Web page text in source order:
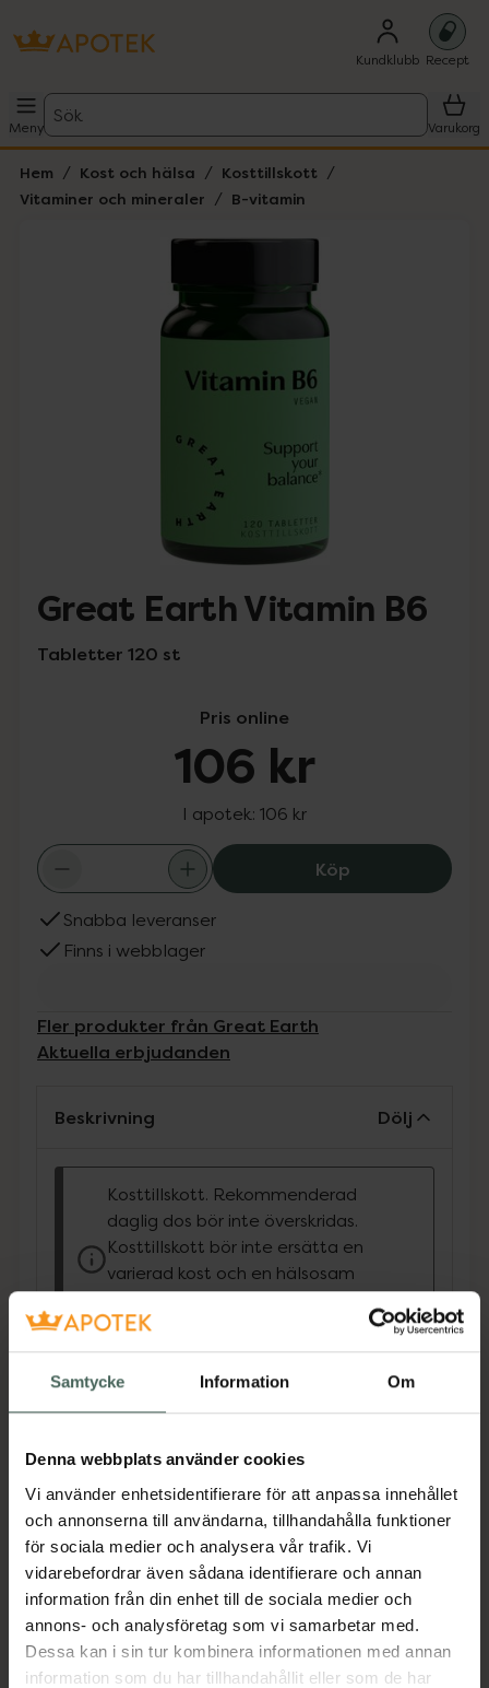
Samtycke Information Om
Denna webbplats använder cookies
Vi använder enhetsidentifierare för att anpassa innehållet
och annonserna till användarna, tillhandahålla funktioner
för sociala medier och analysera vår trafik. Vi
vidarebefordrar även sådana identifierare och annan
information från din enhet till de sociala medier och
annons- och analysföretag som vi samarbetar med.
Dessa kan i sin tur kombinera informationen med annan
information som du har tillhandahållit eller som de har
Kundklubb Recept
Meny
Sök
Varukorg
Hem Kost och hälsa
Kosttillskott
Vitaminer och mineraler
B-vitamin
Great Earth Vitamin B6
Tabletter 120 st
Pris online
106 kr
I apotek: 106 kr
KöpGreat Earth
Snabba leveranser
Finns i webblager
Fler produkter från Great Earth
Aktuella erbjudanden
Beskrivning Dölj
Kosttillskott. Rekommenderad
daglig dos bör inte överskridas.
Kosttillskott bör inte ersätta en
varierad kost och en hälsosam
livsstil. Förvaras utom räckhåll för
små barn.
normala funktion, normal bildning av röda
blodkroppar och till att reglera
EAN:07350031365153
Kategorier:
B-vitaminB-vitaminKost och hälsa
KosttillskottKosttillskott
Vitaminer och mineraler
Vitaminer och mineraler